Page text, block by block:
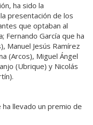
ha sido la
presentación de los
que optaban al
Fernando García que ha
Manuel Jesús Ramírez
(Arcos), Miguel Ángel
(Ubrique) y Nicolás
ha llevado un premio de